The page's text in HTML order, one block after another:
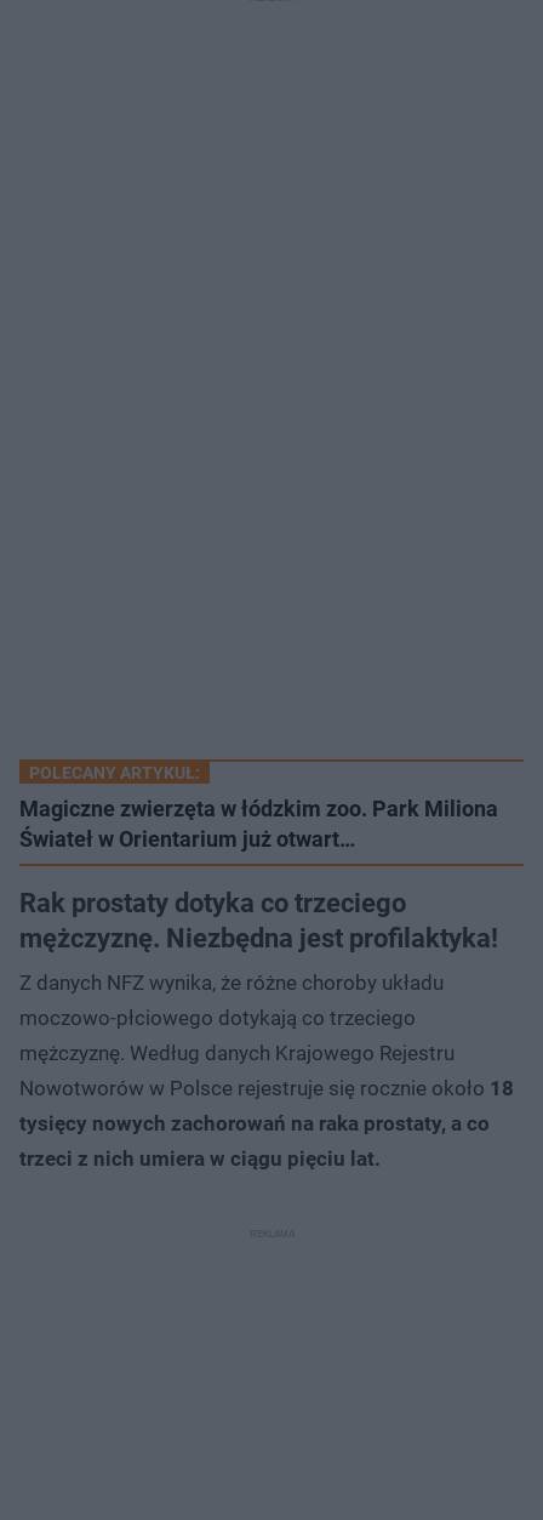
POLECANY ARTYKUŁ:
Magiczne zwierzęta w łódzkim zoo. Park Miliona
Świateł w Orientarium już otwart…
Rak prostaty dotyka co trzeciego
mężczyznę. Niezbędna jest profilaktyka!
Z danych NFZ wynika, że różne choroby układu
moczowo-płciowego dotykają co trzeciego
mężczyznę. Według danych Krajowego Rejestru
Nowotworów w Polsce rejestruje się rocznie około 18
tysięcy nowych zachorowań na raka prostaty, a co
trzeci z nich umiera w ciągu pięciu lat.